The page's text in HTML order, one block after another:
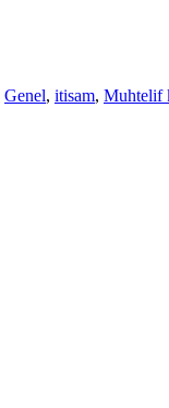
Genel, itisam, Muhtelif